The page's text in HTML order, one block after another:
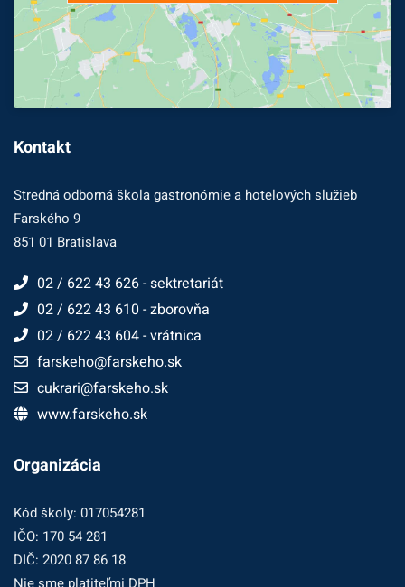
Kontakt
Stredná odborná škola gastronómie a hotelových služieb
Farského 9
851 01 Bratislava
02 / 622 43 626 - sektretariát
02 / 622 43 610 - zborovňa
02 / 622 43 604 - vrátnica
farskeho@farskeho.sk
cukrari@farskeho.sk
www.farskeho.sk
Organizácia
Kód školy: 017054281
IČO: 170 54 281
DIČ: 2020 87 86 18